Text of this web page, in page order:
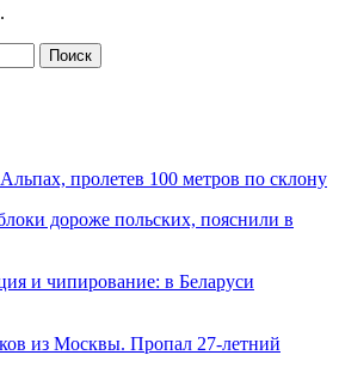
пролетев 100 метров по склону
дороже польских, пояснили в
и чипирование: в Беларуси
из Москвы. Пропал 27-летний